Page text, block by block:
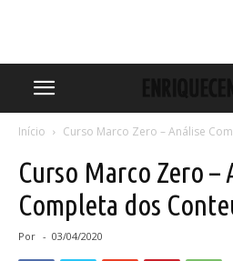
Início Curso Marco Zero – Análise
Curso Marco Zero –
Completa dos
Por - 03/04/2020